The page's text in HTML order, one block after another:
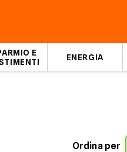
E
ENERGIA
Ordina per